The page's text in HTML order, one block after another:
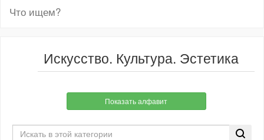
Искусство. Культура. Эстетика
Показать алфавит